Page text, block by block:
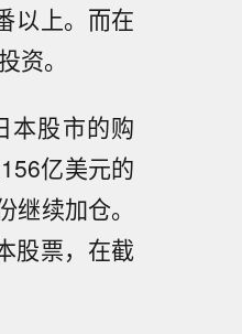
以上。而在
资。
本股市的购
亿美元的
续加仓。
股票，在截